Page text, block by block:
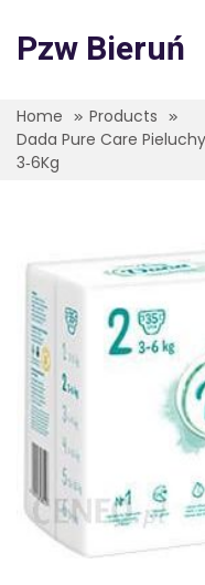
content
Pzw Bieruń
Home
Products
Dada Pure Care
3‑6Kg